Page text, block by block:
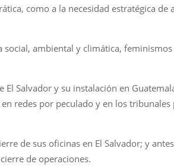
como a la necesidad estratégica de
ambiental y climática,
Salvador y su instalación en
redes por peculado y en los
de sus oficinas en El Salvador; y
de operaciones.